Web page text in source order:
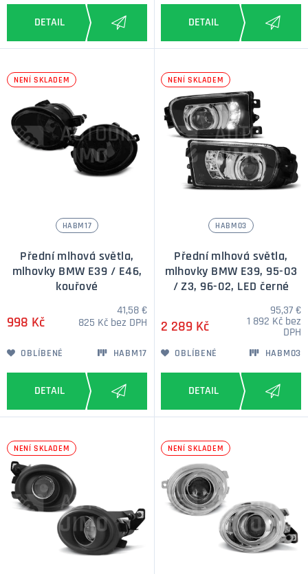
NENÍ SKLADEM
HABM17
Přední mlhová světla,
mlhovky BMW E39 / E46,
kouřové
998 Kč
41,58 €
825 Kč bez DPH
OBLÍBENÉ HABM17
NENÍ SKLADEM
HABM03
Přední mlhová světla,
mlhovky BMW E39, 95-03
/ Z3, 96-02, LED černé
2 289 Kč
95,37 €
1 892 Kč bez
DPH
OBLÍBENÉ HABM03
NENÍ SKLADEM NENÍ SKLADEM